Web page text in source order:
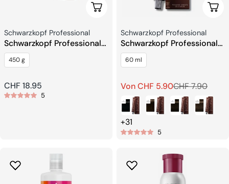
In Den Warenkorb
Verkäufer:
Schwarzkopf Professional
Schwarzkopf Professional
Blondme Premium
Lightener 9+
450 g
Regulärer
Preis
CHF 18.95
5
Verkäufer:
Schwarzkopf Professional
Schwarzkopf Professional
Igora Color10 Haarfarbe
60 ml
Verkaufspreis
Von CHF 5.90
Regulärer
Preis
CHF 7.90
+31
5